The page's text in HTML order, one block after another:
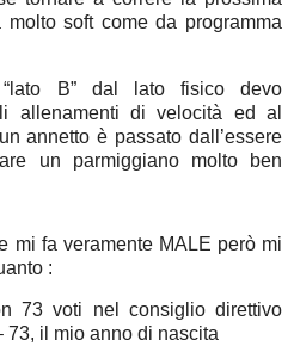
soft come da programma
B” dal lato fisico devo
allenamenti di velocità ed al
annetto è passato dall’essere
un parmiggiano molto ben
mi fa veramente MALE però mi
:
73 voti nel consiglio direttivo
73, il mio anno di nascita